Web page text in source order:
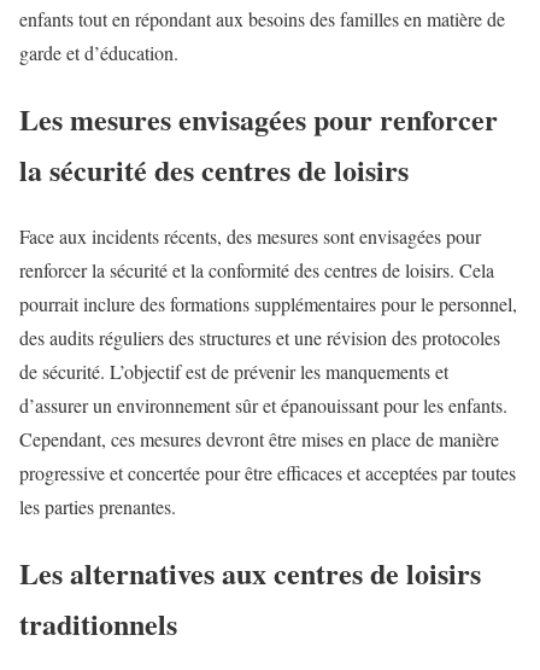
enfants tout en répondant aux besoins des familles en matière de
garde et d’éducation.
Les mesures envisagées pour renforcer
la sécurité des centres de loisirs
Face aux incidents récents, des mesures sont envisagées pour
renforcer la sécurité et la conformité des centres de loisirs. Cela
pourrait inclure des formations supplémentaires pour le personnel,
des audits réguliers des structures et une révision des protocoles
de sécurité. L’objectif est de prévenir les manquements et
d’assurer un environnement sûr et épanouissant pour les enfants.
Cependant, ces mesures devront être mises en place de manière
progressive et concertée pour être efficaces et acceptées par toutes
les parties prenantes.
Les alternatives aux centres de loisirs
traditionnels